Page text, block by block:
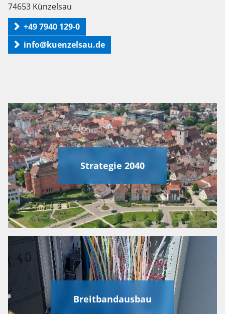
74653 Künzelsau
+49 7940 129-0
info@kuenzelsau.de
Strategie 2040
Breitbandausbau